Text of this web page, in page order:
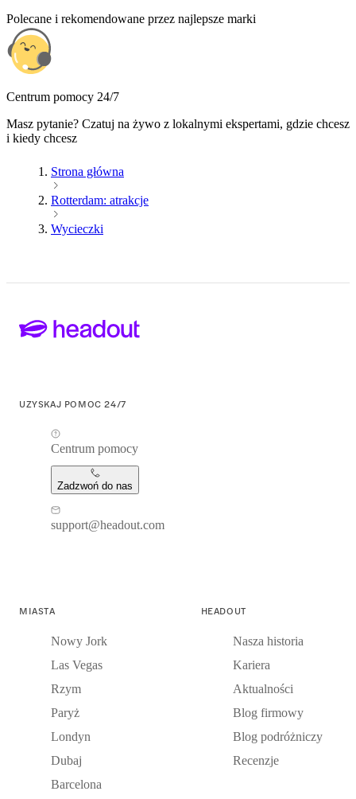
Polecane i rekomendowane przez najlepsze marki
Centrum pomocy 24/7
Masz pytanie? Czatuj na żywo z lokalnymi ekspertami, gdzie chcesz
i kiedy chcesz
Strona główna
Rotterdam: atrakcje
Wycieczki
UZYSKAJ POMOC 24/7
Centrum pomocy
Zadzwoń do nas
support@headout.com
MIASTA
Nowy Jork
Las Vegas
Rzym
Paryż
Londyn
Dubaj
Barcelona
HEADOUT
Nasza historia
Kariera
Aktualności
Blog firmowy
Blog podróżniczy
Recenzje